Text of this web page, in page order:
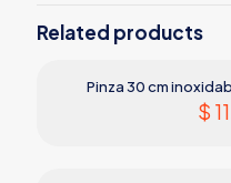
Related products
Pinza 30 cm
$